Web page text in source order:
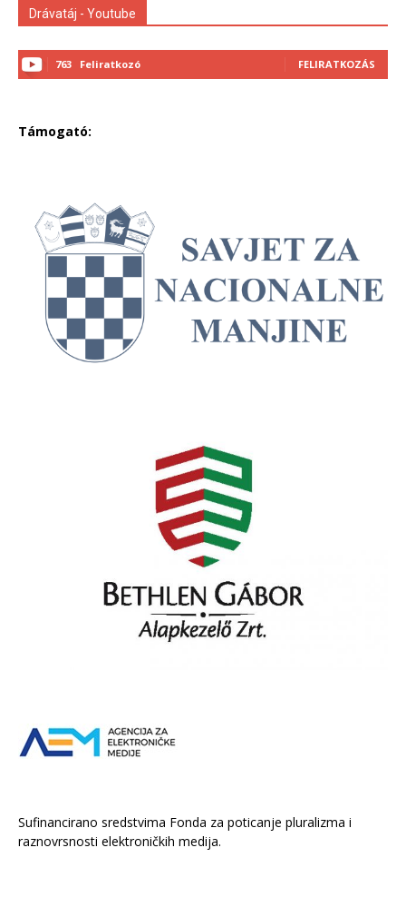
Drávatáj - Youtube
763 Feliratkozó FELIRATKOZÁS
Támogató:
Sufinancirano sredstvima Fonda za poticanje pluralizma i
raznovrsnosti elektroničkih medija.